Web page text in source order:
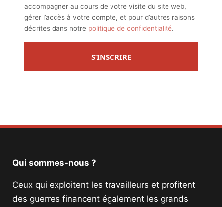
accompagner au cours de votre visite du site web,
gérer l’accès à votre compte, et pour d’autres raisons
décrites dans notre politique de confidentialité.
S’INSCRIRE
Qui sommes-nous ?
Ceux qui exploitent les travailleurs et profitent
des guerres financent également les grands